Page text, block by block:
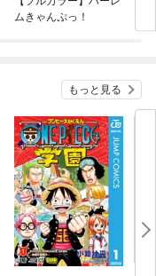
ムきゃんぷっ！
もっと見る